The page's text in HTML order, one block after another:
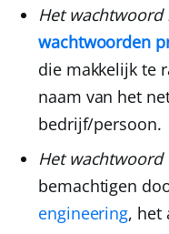
Het wachtwoord
wachtwoorden
die makkelijk te
naam van het
bedrijf/persoon.
Het wachtwoord
bemachtigen
engineering, het